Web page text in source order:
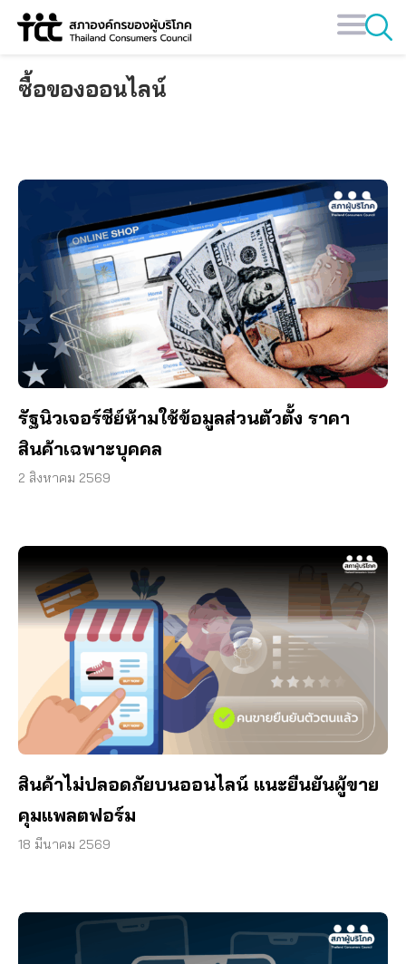
Skip
ซื้อของออนไลน์
รัฐนิวเจอร์ซีย์ห้ามใช้ข้อมูลส่วนตัวตั้ง ราคา
สินค้าเฉพาะบุคคล
2 สิงหาคม 2569
สินค้าไม่ปลอดภัยบนออนไลน์ แนะยืนยันผู้ขาย
คุมแพลตฟอร์ม
18 มีนาคม 2569